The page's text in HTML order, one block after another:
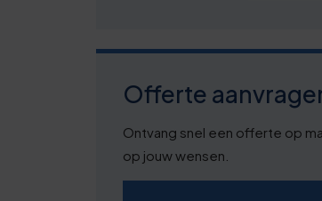
Offerte
Ontvang snel een offerte op
op jouw wensen.